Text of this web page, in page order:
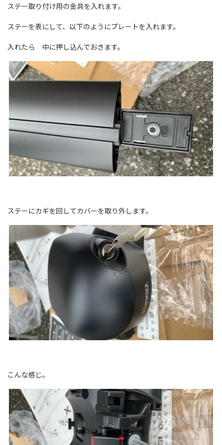
ステー取り付け用の金具を入れます。
ステーを表にして、以下のようにプレートを入れます。
入れたら 中に押し込んでおきます。
ステーにカギを回してカバーを取り外します。
こんな感じ。